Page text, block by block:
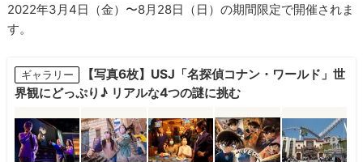
2022年3月4日（金）〜8月28日（日）の期間限定で開催されま
す。
ギャラリー
【写真6枚】USJ「名探偵コナン・ワールド」世
界観にどっぷり♪ リアルな4つの謎に挑む